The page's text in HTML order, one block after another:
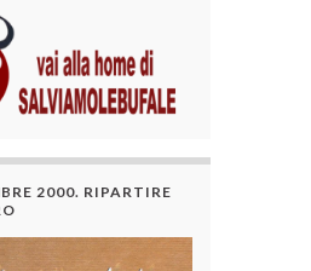
2000. RIPARTIRE